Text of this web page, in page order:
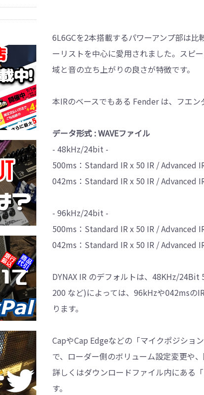
6L6GCを2本搭載するパワーアンプ部は
ーリストを中心に愛用されました。スピ
域と音の立ち上がりの良さが特徴です。
本IRのベースでもある Fender は、フエ
データ形式 : WAVEファイル
- 48kHz/24bit -
500ms：Standard IR x 50 IR / Advanced
042ms：Standard IR x 50 IR / Advanced
- 96kHz/24bit -
500ms：Standard IR x 50 IR / Advanced
042ms：Standard IR x 50 IR / Advanced
DYNAX IR のデフォルトは、48KHz/
200 など)によっては、96kHzや042msの
ります。
CapやCap Edgeなどの「マイクポジショ
で、ローダー側のボリューム設定変更や
詳しくはダウンロードファイル内にある
す。